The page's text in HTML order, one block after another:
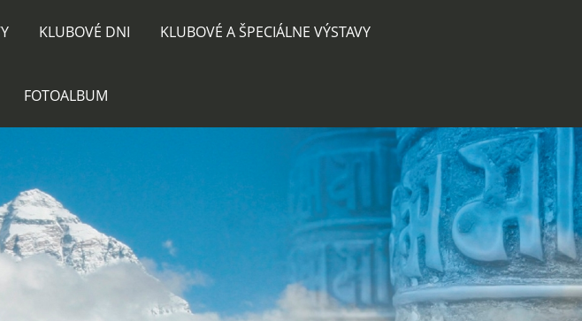
KLUBOVÉ DNI KLUBOVÉ A ŠPECIÁLNE VÝSTAVY
FOTOALBUM